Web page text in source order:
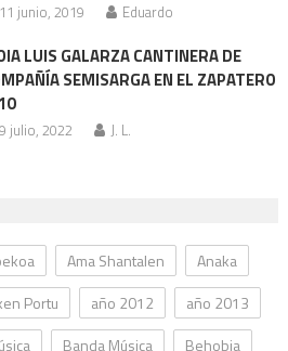
11 junio, 2019 Eduardo
LUIS GALARZA CANTINERA DE
SEMISARGA EN EL ZAPATERO
9 julio, 2022 J. L.
Ama Shantalen
Anaka
Portu año 2012
año 2013
Banda Música
Behobia